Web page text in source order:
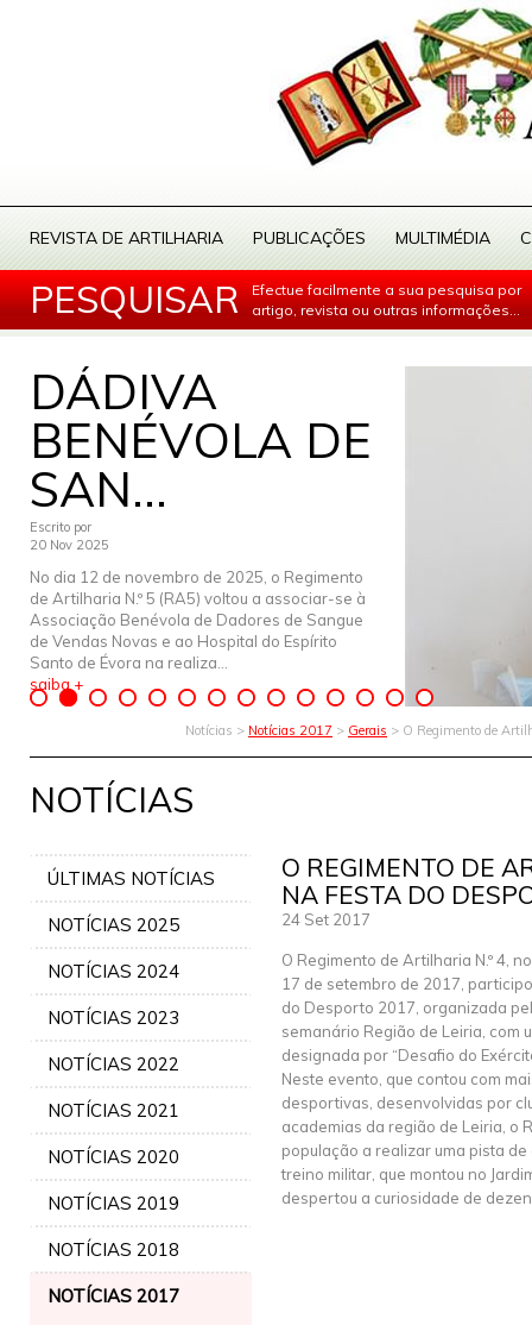
REVISTA DE ARTILHARIA PUBLICAÇÕES MULTIMÉDIA
PESQUISAR
Efectue facilmente a sua pesquisa por
artigo, revista ou outras informações...
DÁDIVA
BENÉVOLA DE
SAN...
Escrito por
20 Nov 2025
No dia 12 de novembro de 2025, o Regimento
de Artilharia N.º 5 (RA5) voltou a associar-se à
Associação Benévola de Dadores de Sangue
de Vendas Novas e ao Hospital do Espírito
Santo de Évora na realiza...
saiba +
Notícias > Notícias 2017 > Gerais > O Regimento de
NOTÍCIAS
ÚLTIMAS NOTÍCIAS
NOTÍCIAS 2025
NOTÍCIAS 2024
NOTÍCIAS 2023
NOTÍCIAS 2022
NOTÍCIAS 2021
NOTÍCIAS 2020
NOTÍCIAS 2019
NOTÍCIAS 2018
NOTÍCIAS 2017
O REGIMENTO DE
NA FESTA DO
24 Set 2017
O Regimento de Artilharia N.º 4,
17 de setembro de 2017,
do Desporto 2017, organizada
semanário Região de Leiria, com
designada por “Desafio do
Neste evento, que contou com
desportivas, desenvolvidas por
academias da região de Leiria, o
população a realizar uma pista
treino militar, que montou no
despertou a curiosidade de